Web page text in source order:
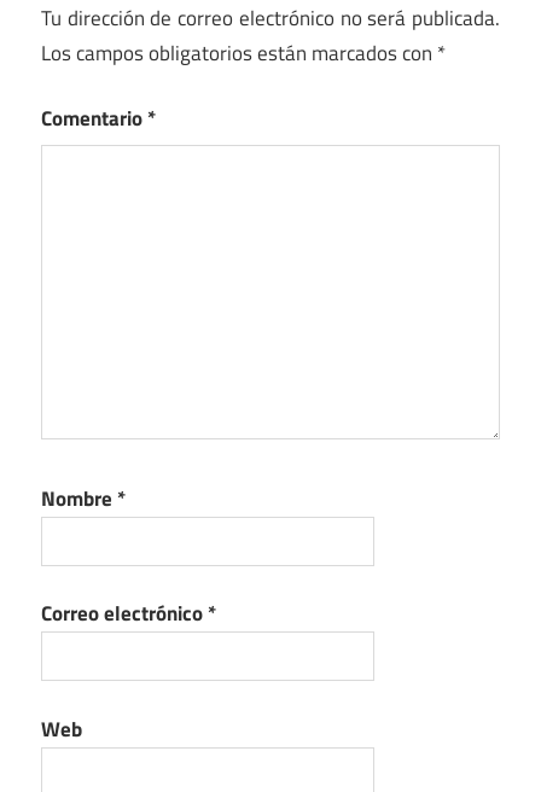
Tu dirección de correo electrónico no será publicada.
Los campos obligatorios están marcados con *
Comentario*
Nombre *
Correo electrónico*
Web